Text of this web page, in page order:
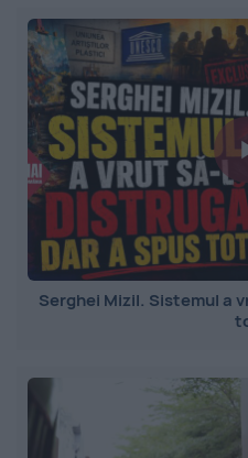
Serghei Mizil. Sistemul a